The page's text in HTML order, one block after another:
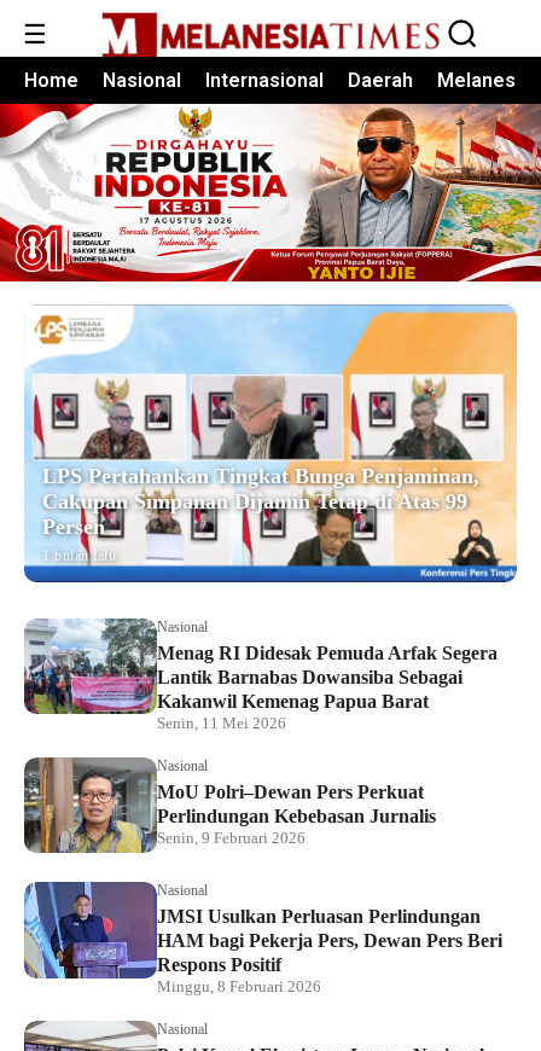
☰
Home Nasional Internasional Daerah Melanesia
LPS Pertahankan Tingkat Bunga Penjaminan,
Cakupan Simpanan Dijamin Tetap di Atas 99
Persen
1 bulan lalu
Nasional
Menag RI Didesak Pemuda Arfak Segera
Lantik Barnabas Dowansiba Sebagai
Kakanwil Kemenag Papua Barat
Senin, 11 Mei 2026
Nasional
MoU Polri–Dewan Pers Perkuat
Perlindungan Kebebasan Jurnalis
Senin, 9 Februari 2026
Nasional
JMSI Usulkan Perluasan Perlindungan
HAM bagi Pekerja Pers, Dewan Pers Beri
Respons Positif
Minggu, 8 Februari 2026
Nasional